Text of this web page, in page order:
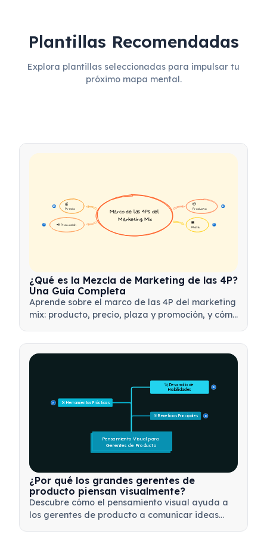
Plantillas Recomendadas
Explora plantillas seleccionadas para impulsar tu
próximo mapa mental.
📦
Producto
16
💰
Precio
16
🏪
Plaza
17
📢 Promoción
17
Marco de las 4Ps del
Marketing Mix
¿Qué es la Mezcla de Marketing de las 4P?
Una Guía Completa
Aprende sobre el marco de las 4P del marketing
mix: producto, precio, plaza y promoción, y cómo
🎯 Beneficios Principales 15
🛠️ Herramientas Prácticas
15
🚀 Desarrollo de
Habilidades
15
Pensamiento Visual para
Gerentes de Producto
¿Por qué los grandes gerentes de
producto piensan visualmente?
Descubre cómo el pensamiento visual ayuda a
los gerentes de producto a comunicar ideas